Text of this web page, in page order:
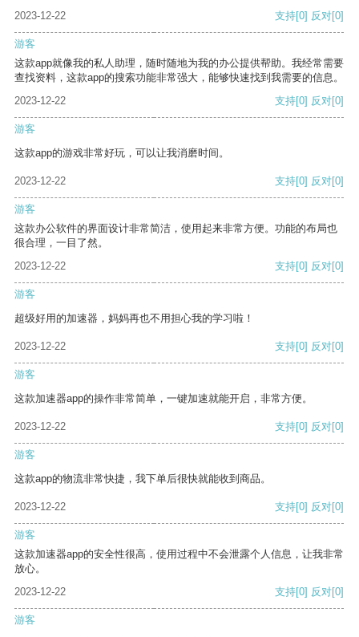
2023-12-22 支持[0] 反对[0]
游客
这款app就像我的私人助理，随时随地为我的办公提供帮助。我经常需要
查找资料，这款app的搜索功能非常强大，能够快速找到我需要的信息。
2023-12-22
支持[0] 反对[0]
游客
这款app的游戏非常好玩，可以让我消磨时间。
2023-12-22 支持[0] 反对[0]
游客
这款办公软件的界面设计非常简洁，使用起来非常方便。功能的布局也
很合理，一目了然。
2023-12-22
支持[0] 反对[0]
游客
超级好用的加速器，妈妈再也不用担心我的学习啦！
2023-12-22 支持[0] 反对[0]
游客
这款加速器app的操作非常简单，一键加速就能开启，非常方便。
2023-12-22 支持[0] 反对[0]
游客
这款app的物流非常快捷，我下单后很快就能收到商品。
2023-12-22 支持[0] 反对[0]
游客
这款加速器app的安全性很高，使用过程中不会泄露个人信息，让我非常
放心。
2023-12-22
支持[0] 反对[0]
游客